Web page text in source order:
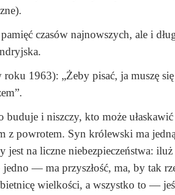
czasów najnowszych, ale i
roku 1963): „Żeby pisać, ja muszę
i niszczy, kto może
z powrotem. Syn królewski ma
na liczne niebezpieczeństwa:
— ma przyszłość, ma, by tak
wielkości, a wszystko to —